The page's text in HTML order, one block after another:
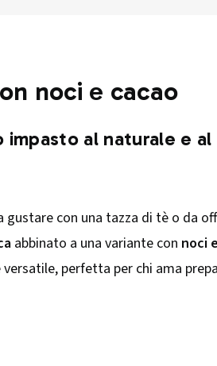
noci e cacao
al naturale e
con una tazza di tè o da
abbinato a una variante con noci
versatile, perfetta per chi ama